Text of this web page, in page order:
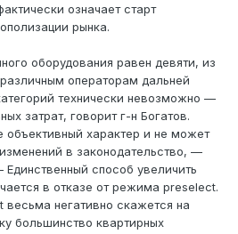
означает старт
рынка.
оборудования равен девяти, из
операторам дальней
технически невозможно —
затрат, говорит г-н Богатов.
характер и не может
в законодательство, —
Единственный способ увеличить
в отказе от режима preselect.
весьма негативно скажется на
большинство квартирных